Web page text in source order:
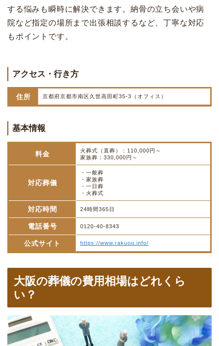
する悩みも瞬時に解決できます。納骨の立ち会いや病
院など指定の場所まで出張相談するなど、丁寧な対応
もポイントです。
アクセス・行き方
住所 京都府京都市南区久世高田町35-3（オフィス）
基本情報
料金
火葬式（直葬）：110,000円～
家族葬：330,000円～
対応葬儀
・一般葬
・家族葬
・一日葬
・火葬式
対応時間 24時間365日
電話番号 0120-40-8343
公式サイト https://www.rakuou.info/
大阪の葬儀の費用相場はどれくら
い？